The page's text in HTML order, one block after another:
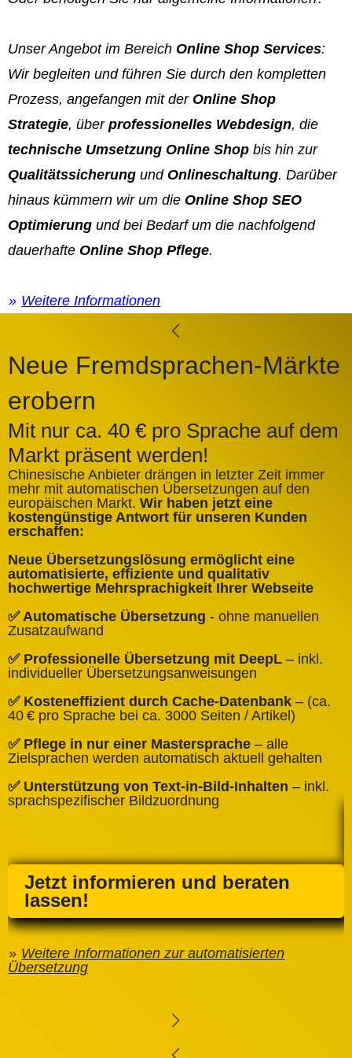
Unser Angebot im Bereich Online Shop Services:
Wir begleiten und führen Sie durch den kompletten
Prozess, angefangen mit der Online Shop
Strategie, überprofessionelles Webdesign, die
technische Umsetzung Online Shop bis hin zur
Qualitätssicherung und Onlineschaltung. Darüber
hinaus kümmern wir um die Online Shop SEO
Optimierung und bei Bedarf um die nachfolgend
dauerhafte Online Shop Pflege.
Weitere Informationen
Neue Fremdsprachen-Märkte
erobern
Mit nur ca. 40 € pro Sprache auf dem
Markt präsent werden!
Chinesische Anbieter drängen in letzter Zeit immer
mehr mit automatischen Übersetzungen auf den
europäischen Markt. Wir haben jetzt eine
kostengünstige Antwort für unseren Kunden
erschaffen:
Neue Übersetzungslösung ermöglicht eine
automatisierte, effiziente und qualitativ
hochwertige Mehrsprachigkeit Ihrer Webseite
✅ Automatische Übersetzung - ohne manuellen
Zusatzaufwand
✅ Professionelle Übersetzung mit DeepL – inkl.
individueller Übersetzungsanweisungen
✅ Kosteneffizient durch Cache‑Datenbank – (ca.
40 € pro Sprache bei ca. 3000 Seiten / Artikel)
✅ Pflege in nur einer Mastersprache – alle
Zielsprachen werden automatisch aktuell gehalten
✅ Unterstützung von Text‑in‑Bild‑Inhalten – inkl.
sprachspezifischer Bildzuordnung
Jetzt informieren und beraten
lassen!
Weitere Informationen zur automatisierten
Übersetzung